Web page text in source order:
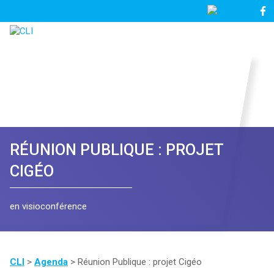
28
23
contacter
RÉUNION PUBLIQUE : PROJET
CIGÉO
en visioconférence
CLI > Agenda > Réunion Publique : projet Cigéo